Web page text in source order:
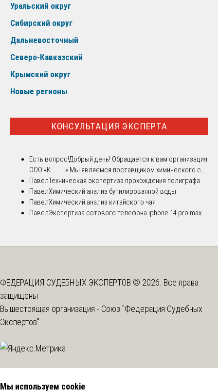
Уральский округ
Сибирский округ
Дальневосточный
Северо-Кавказский
Крымский округ
Новые регионы
КОНСУЛЬТАЦИЯ ЭКСПЕРТА
Есть вопрос!Добрый день! Обращается к вам организация
ООО «К..........».Мы являемся поставщиком химического с...
ПавелТехническая экспертиза прохождения полиграфа
ПавелХимический анализ бутилированной воды
ПавелХимический анализ китайского чая
ПавелЭкспертиза сотового телефона iphone 14 pro max
ФЕДЕРАЦИЯ СУДЕБНЫХ ЭКСПЕРТОВ © 2026. Все права
защищены
Вышестоящая организация - Союз "Федерация Судебных
Экспертов"
Мы используем cookie